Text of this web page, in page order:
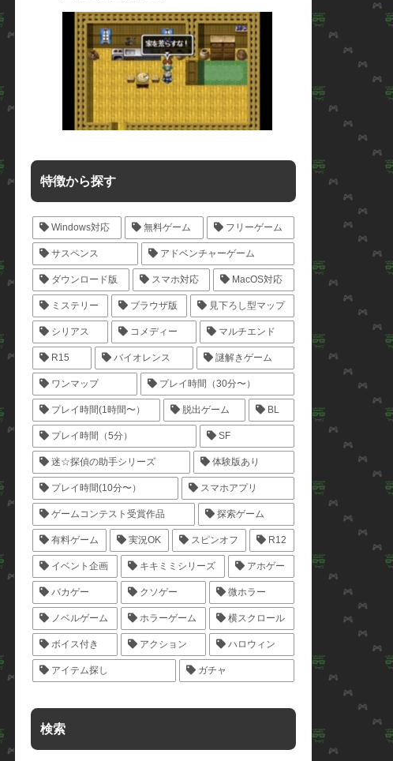
特徴から探す
Windows対応 無料ゲーム フリーゲーム
サスペンス アドベンチャーゲーム
ダウンロード版 スマホ対応 MacOS対応
ミステリー ブラウザ版 見下ろし型マップ
シリアス コメディー マルチエンド
R15 バイオレンス 謎解きゲーム
ワンマップ プレイ時間（30分〜）
プレイ時間(1時間〜） 脱出ゲーム BL
プレイ時間（5分） SF
迷☆探偵の助手シリーズ 体験版あり
プレイ時間(10分〜） スマホアプリ
ゲームコンテスト受賞作品 探索ゲーム
有料ゲーム 実況OK スピンオフ R12
イベント企画 キキミミシリーズ アホゲー
バカゲー クソゲー 微ホラー
ノベルゲーム ホラーゲーム 横スクロール
ボイス付き アクション ハロウィン
アイテム探し ガチャ
検索